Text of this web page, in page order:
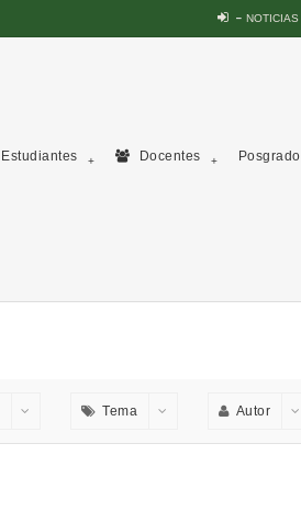
NOTICIAS
Estudiantes Docentes Posgrado
Tema Autor